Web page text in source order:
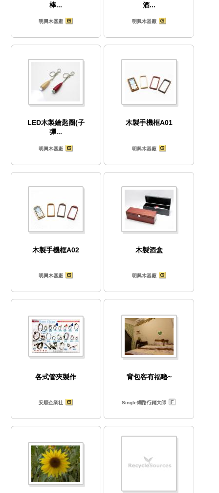
棒...
明興木器廠
酒...
明興木器廠
LED木製鑰匙圈(子
彈...
明興木器廠
木製手機框A01
明興木器廠
木製手機框A02
明興木器廠
木製酒盒
明興木器廠
各式管夾製作
安順企業社
背包客有福嚕~
Single網路行銷大師